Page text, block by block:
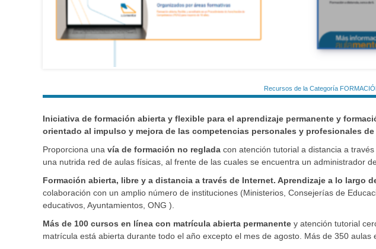
Recursos de la Categoría
Iniciativa de formación abierta y flexible para el aprendizaje permanente y
orientado al impulso y mejora de las competencias personales y profesionales
Proporciona una vía de formación no reglada con atención tutorial a distancia a
una nutrida red de aulas físicas, al frente de las cuales se encuentra un administrador
Formación abierta, libre y a distancia a través de Internet. Aprendizaje a lo largo
colaboración con un amplio número de instituciones (Ministerios, Consejerías de
educativos, Ayuntamientos, ONG ).
Más de 100 cursos en línea con matrícula abierta permanente y atención tutorial
matrícula está abierta durante todo el año excepto el mes de agosto. Más de 350 aulas